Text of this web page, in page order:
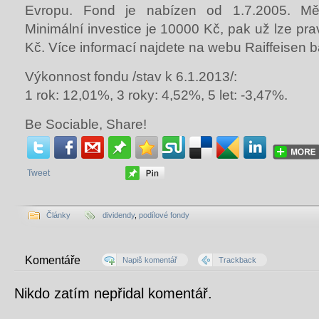
Evropu. Fond je nabízen od 1.7.2005.
Minimální investice je 10000 Kč, pak už lze
Kč. Více informací najdete na webu Raiffeisen
Výkonnost fondu /stav k 6.1.2013/:
1 rok: 12,01%, 3 roky: 4,52%, 5 let: -3,47%.
Be Sociable, Share!
Tweet
Články dividendy, podílové fondy
Komentáře Napiš komentář Trackback
Nikdo zatím nepřidal komentář.